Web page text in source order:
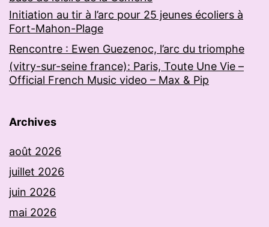
Initiation au tir à l’arc pour 25 jeunes écoliers à
Fort-Mahon-Plage
Rencontre : Ewen Guezenoc, l’arc du triomphe
(vitry-sur-seine france): Paris, Toute Une Vie –
Official French Music video – Max & Pip
Archives
août 2026
juillet 2026
juin 2026
mai 2026